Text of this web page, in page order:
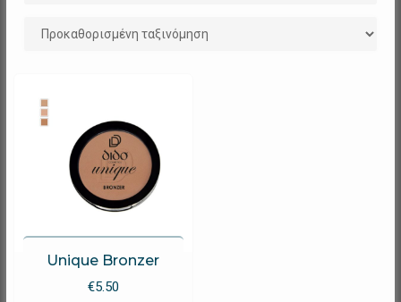
Unique Bronzer
€5.50